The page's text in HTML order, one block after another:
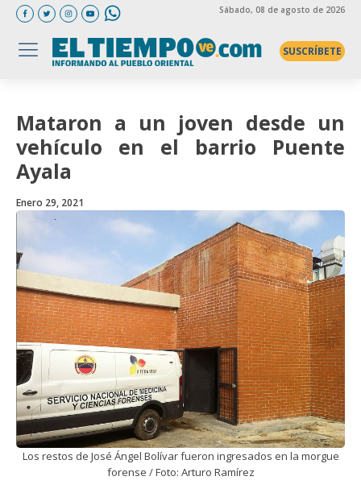
Sábado, 08 de agosto de 2026
SUSCRÍBETE
Mataron a un joven desde un
vehículo en el barrio Puente
Ayala
Enero 29, 2021
Los restos de José Ángel Bolívar fueron ingresados en la morgue
forense / Foto: Arturo Ramírez